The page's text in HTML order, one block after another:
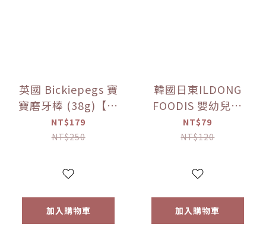
英國 Bickiepegs 寶
寶磨牙棒 (38g)【優
惠限定】
NT$179
NT$250
加入購物車
韓國日東ILDONG
FOODIS 嬰幼兒果
果 (100ml)【優惠
NT$79
NT$120
加入購物車